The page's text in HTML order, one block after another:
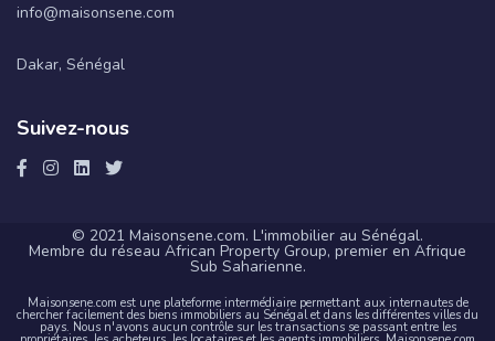
info@maisonsene.com
Dakar, Sénégal
Suivez-nous
© 2021 Maisonsene.com. L'immobilier au Sénégal.
Membre du réseau African Property Group, premier en Afrique
Sub Saharienne.
Maisonsene.com est une plateforme intermédiaire permettant aux internautes de
chercher facilement des biens immobiliers au Sénégal et dans les différentes villes du
pays. Nous n'avons aucun contrôle sur les transactions se passant entre les